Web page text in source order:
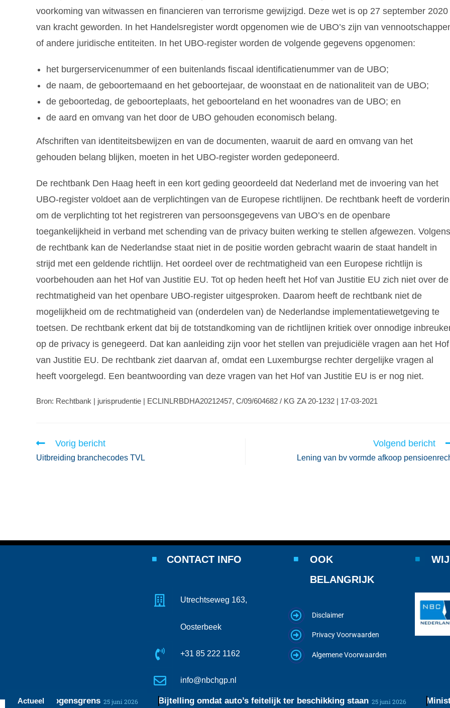
voorkoming van witwassen en financieren van terrorisme gewijzigd. Deze wet is op 27 september 2020
van kracht geworden. In het Handelsregister wordt opgenomen wie de UBO’s zijn van
of andere juridische entiteiten. In het UBO-register worden de volgende gegevens opgenomen:
het burgerservicenummer of een buitenlands fiscaal identificatienummer van de UBO;
de naam, de geboortemaand en het geboortejaar, de woonstaat en de nationaliteit van de UBO;
de geboortedag, de geboorteplaats, het geboorteland en het woonadres van de UBO; en
de aard en omvang van het door de UBO gehouden economisch belang.
Afschriften van identiteitsbewijzen en van de documenten, waaruit de aard en omvang van het
gehouden belang blijken, moeten in het UBO-register worden gedeponeerd.
De rechtbank Den Haag heeft in een kort geding geoordeeld dat Nederland met de invoering van het
UBO-register voldoet aan de verplichtingen van de Europese richtlijnen. De rechtbank heeft de
om de verplichting tot het registreren van persoonsgegevens van UBO’s en de openbare
toegankelijkheid in verband met schending van de privacy buiten werking te stellen afgewezen. Volgens
de rechtbank kan de Nederlandse staat niet in de positie worden gebracht waarin de staat handelt in
strijd met een geldende richtlijn. Het oordeel over de rechtmatigheid van een Europese richtlijn is
voorbehouden aan het Hof van Justitie EU. Tot op heden heeft het Hof van Justitie EU zich niet over de
rechtmatigheid van het openbare UBO-register uitgesproken. Daarom heeft de rechtbank niet de
mogelijkheid om de rechtmatigheid van (onderdelen van) de Nederlandse implementatiewetgeving te
toetsen. De rechtbank erkent dat bij de totstandkoming van de richtlijnen kritiek over onnodige
op de privacy is genegeerd. Dat kan aanleiding zijn voor het stellen van prejudiciële vragen aan het Hof
van Justitie EU. De rechtbank ziet daarvan af, omdat een Luxemburgse rechter dergelijke vragen al
heeft voorgelegd. Een beantwoording van deze vragen van het Hof van Justitie EU is er nog niet.
Bron: Rechtbank | jurisprudentie | ECLINLRBDHA20212457, C/09/604682 / KG ZA 20-1232 | 17-03-2021
Vorig bericht
Uitbreiding branchecodes TVL
Volgend bericht
Lening van bv vormde afkoop
CONTACT INFO
Utrechtseweg 163,
Oosterbeek
+31 85 222 1162
info@nbchgp.nl
OOK
BELANGRIJK
Disclaimer
Privacy Voorwaarden
Algemene Voorwaarden
Actueel
de vermogensgrens 25 juni 2026 Bijtelling omdat auto’s feitelijk ter beschikking staan 25 juni 2026 Minister